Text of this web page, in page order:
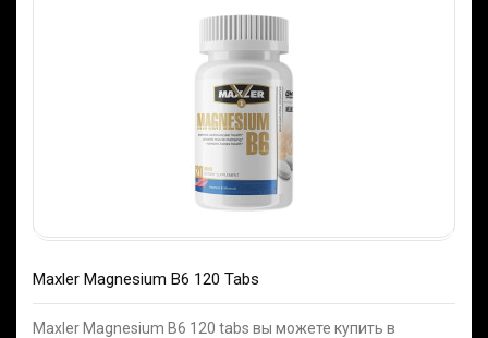
Maxler Magnesium B6 120 Tabs
Maxler Magnesium B6 120 tabs вы можете купить в